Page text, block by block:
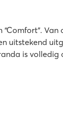
uitstekend
is